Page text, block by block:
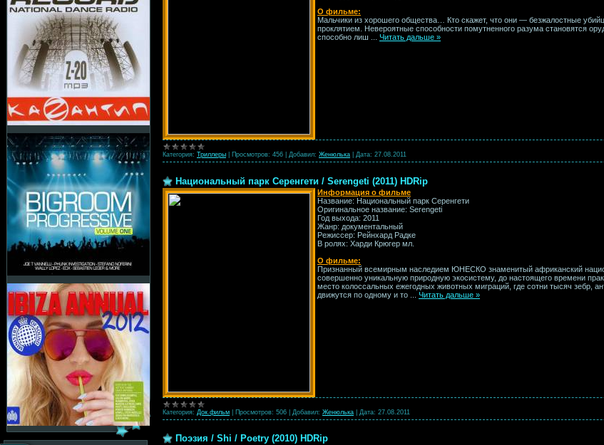
О фильме:
Мальчики из хорошего общества… Кто скажет, что они — безжалостные
проклятием. Невероятные способности помутненного разума становятся
способно лиш
Читать дальше »
Категория: Триллеры Просмотров: 456 Добавил: Женюлька Дата: 27.08.2011
Национальный парк Серенгети / Serengeti (2011) HDRip
Информация о фильме
Название: Национальный парк Серенгети
Оригинальное название: Serengeti
Год выхода: 2011
Жанр: документальный
Режиссер: Рейнхард Радке
В ролях: Харди Крюгер мл.
О фильме:
Признанный всемирным наследием ЮНЕСКО знаменитый африканский
совершенно уникальную природную экосистему, до настоящего времени
место колоссальных ежегодных животных миграций, где сотни тысяч зебр,
движутся по одному и то
Читать дальше »
Категория: Док.фильм Просмотров: 506 Добавил: Женюлька Дата: 27.08.2011
Поэзия / Shi / Poetry (2010) HDRip